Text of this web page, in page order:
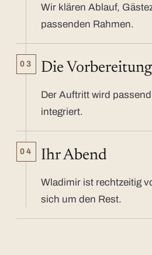
Wir klären Ablauf,
passenden Rahmen.
03 Die Vorbereitung
Der Auftritt wird
integriert.
04 Ihr Abend
Wladimir ist rechtzeitig
sich um den Rest.